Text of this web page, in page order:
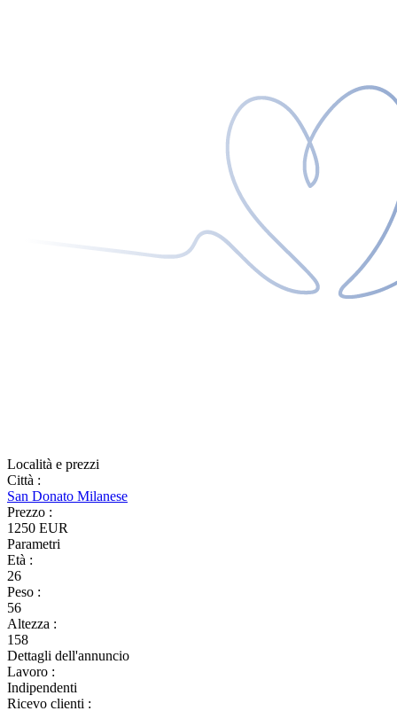
Località e prezzi
Città :
San Donato Milanese
Prezzo :
1250 EUR
Parametri
Età :
26
Peso :
56
Altezza :
158
Dettagli dell'annuncio
Lavoro :
Indipendenti
Ricevo clienti :